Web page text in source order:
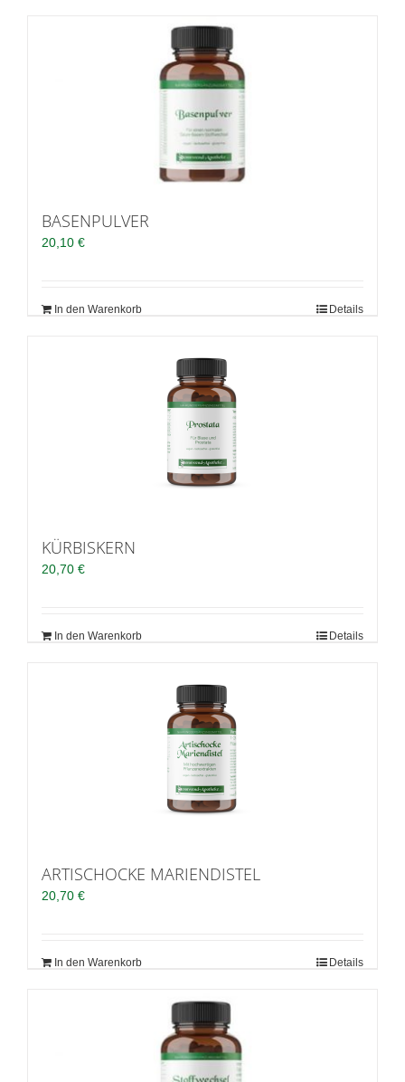
BASENPULVER
20,10 €
In den Warenkorb Details
KÜRBISKERN
20,70 €
In den Warenkorb Details
ARTISCHOCKE MARIENDISTEL
20,70 €
In den Warenkorb Details